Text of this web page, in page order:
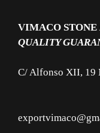
VIMACO STONE
QUALITY
C/ Alfonso XII, 19